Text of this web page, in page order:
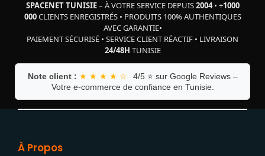
SPACENET TUNISIE– À VOTRE SERVICE DEPUIS2004• +1000
000CLIENTS ENREGISTRÉS• PRODUITS 100% AUTHENTIQUES
AVEC GARANTIE•
PAIEMENT SÉCURISÉ • SERVICE CLIENT RÉACTIF • LIVRAISON
24/48H TUNISIE
Note client : ★ ★ ★ ★ ☆
4/5 ⭐ sur Google Reviews –
Votre e-commerce de confiance en Tunisie.
À Propos